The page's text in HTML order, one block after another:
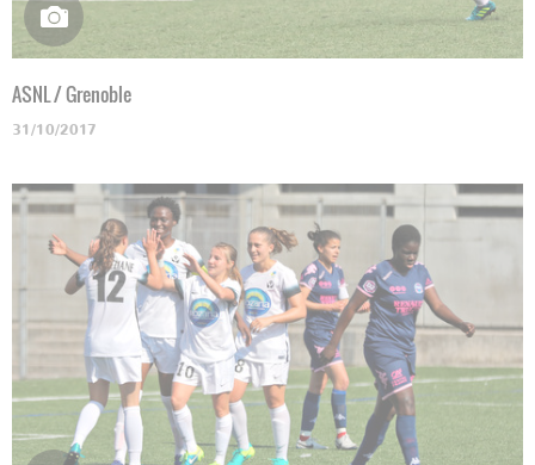
ASNL / Grenoble
31/10/2017